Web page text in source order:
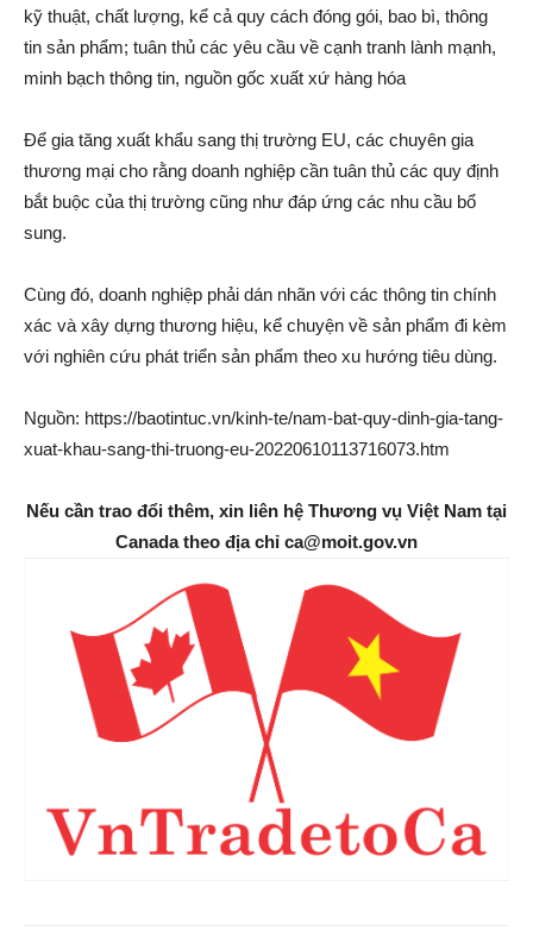
kỹ thuật, chất lượng, kể cả quy cách đóng gói, bao bì, thông
tin sản phẩm; tuân thủ các yêu cầu về cạnh tranh lành mạnh,
minh bạch thông tin, nguồn gốc xuất xứ hàng hóa
Để gia tăng xuất khẩu sang thị trường EU, các chuyên gia
thương mại cho rằng doanh nghiệp cần tuân thủ các quy định
bắt buộc của thị trường cũng như đáp ứng các nhu cầu bổ
sung.
Cùng đó, doanh nghiệp phải dán nhãn với các thông tin chính
xác và xây dựng thương hiệu, kể chuyện về sản phẩm đi kèm
với nghiên cứu phát triển sản phẩm theo xu hướng tiêu dùng.
Nguồn: https://baotintuc.vn/kinh-te/nam-bat-quy-dinh-gia-tang-
xuat-khau-sang-thi-truong-eu-20220610113716073.htm
Nếu cần trao đổi thêm, xin liên hệ Thương vụ Việt Nam tại
Canada theo địa chỉ ca@moit.gov.vn